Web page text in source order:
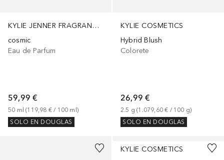
KYLIE JENNER FRAGRANCES
cosmic
Eau de Parfum
59,99 €
50 ml (119,98 € / 100 ml )
SOLO EN DOUGLAS
KYLIE COSMETICS
Hybrid Blush
Colorete
26,99 €
2.5 g (1.079,60 € / 100 g)
SOLO EN DOUGLAS
KYLIE COSMETICS
+3